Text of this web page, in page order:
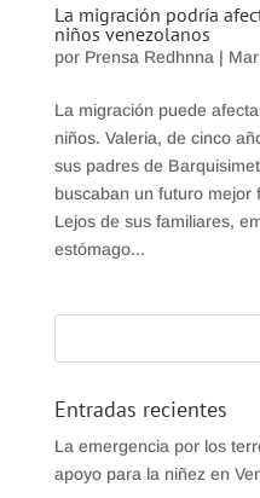
La migración podría
niños venezolanos
por Prensa Redhnna |
La migración puede
niños. Valeria, de cinco
sus padres de
buscaban un futuro mejor
Lejos de sus familiares,
estómago...
Entradas recientes
La emergencia por los
apoyo para la niñez en